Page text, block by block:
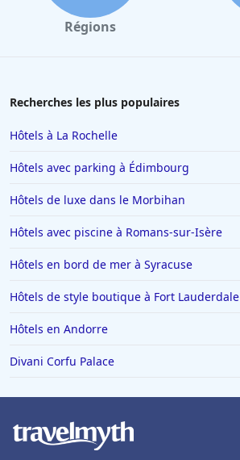
Régions
Recherches les plus populaires
Hôtels à La Rochelle
Hôtels avec parking à Édimbourg
Hôtels de luxe dans le Morbihan
Hôtels avec piscine à Romans-sur-Isère
Hôtels en bord de mer à Syracuse
Hôtels de style boutique à Fort Lauderdale
Hôtels en Andorre
Divani Corfu Palace